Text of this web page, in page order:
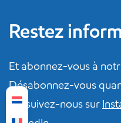
Restez
Et abonnez-vous à
Désabonnez-vous
Ou suivez-nous sur